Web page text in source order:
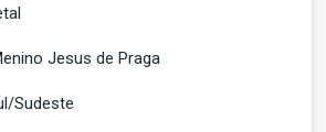
Jesus de Praga
Sudeste